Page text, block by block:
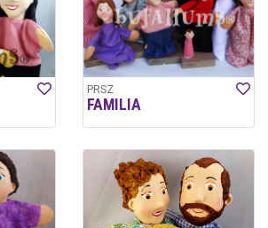
PRSZ
FAMILIA